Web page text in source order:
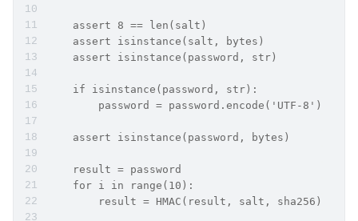
    assert 8 == len(salt)
    assert isinstance(salt, bytes)
    assert isinstance(password, str)
    if isinstance(password, str):
        password = password.encode('UTF-8')
    assert isinstance(password, bytes)
    result = password
    for i in range(10):
result = HMAC(result, salt,